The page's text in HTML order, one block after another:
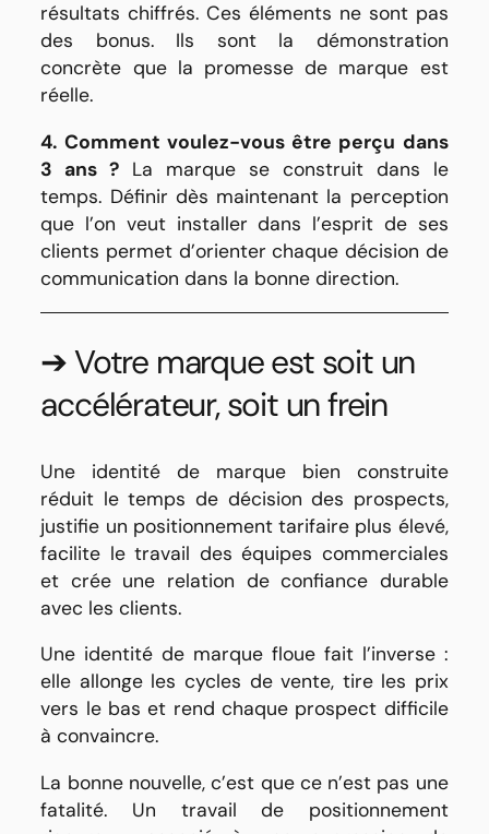
résultats chiffrés. Ces éléments ne sont pas
des bonus. Ils sont la démonstration
concrète que la promesse de marque est
réelle.
4. Comment voulez-vous être perçu dans
3 ans ? La marque se construit dans le
temps. Définir dès maintenant la perception
que l’on veut installer dans l’esprit de ses
clients permet d’orienter chaque décision de
communication dans la bonne direction.
➔ Votre marque est soit un
accélérateur, soit un frein
Une identité de marque bien construite
réduit le temps de décision des prospects,
justifie un positionnement tarifaire plus élevé,
facilite le travail des équipes commerciales
et crée une relation de confiance durable
avec les clients.
Une identité de marque floue fait l’inverse :
elle allonge les cycles de vente, tire les prix
vers le bas et rend chaque prospect difficile
à convaincre.
La bonne nouvelle, c’est que ce n’est pas une
fatalité. Un travail de positionnement